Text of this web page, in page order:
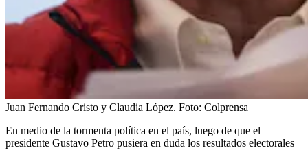
Juan Fernando Cristo y Claudia López. Foto: Colprensa
En medio de la tormenta política en el país, luego de que el
presidente Gustavo Petro pusiera en duda los resultados electorales